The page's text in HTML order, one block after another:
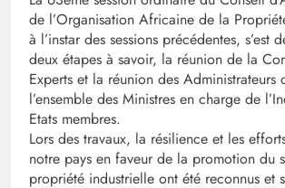
de l’Organisation Africaine de la
à l’instar des sessions précédentes, s’est
deux étapes à savoir, la réunion de la
Experts et la réunion des Administrateurs
l’ensemble des Ministres en charge de
Etats membres.
Lors des travaux, la résilience et les
notre pays en faveur de la promotion du
propriété industrielle ont été reconnus et